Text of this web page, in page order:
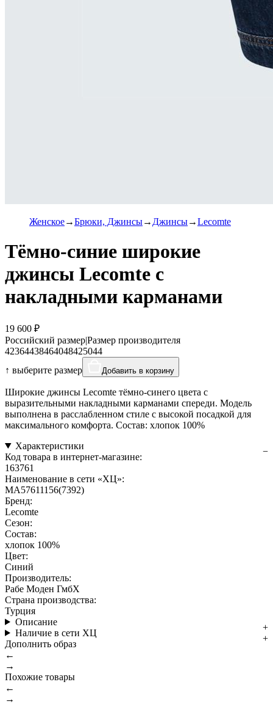
Женское Брюки, Джинсы Джинсы Lecomte
Тёмно-синие широкие
джинсы Lecomte с
накладными карманами
19 600 ₽
Российский размер|Размер производителя
42364438464048425044
↑ выберите размер
Добавить в корзину
Широкие джинсы Lecomte тёмно-синего цвета с
выразительными накладными карманами спереди. Модель
выполнена в расслабленном стиле с высокой посадкой для
максимального комфорта. Состав: хлопок 100%
Характеристики
Код товара в интернет-магазине:
163761
Наименование в сети «ХЦ»:
MA57611156(7392)
Бренд:
Lecomte
Сезон:
Состав:
хлопок 100%
Цвет:
Синий
Производитель:
Рабе Моден ГмбХ
Страна производства:
Турция
Описание
Наличие в сети ХЦ
Дополнить образ
←
→
Похожие товары
←
→